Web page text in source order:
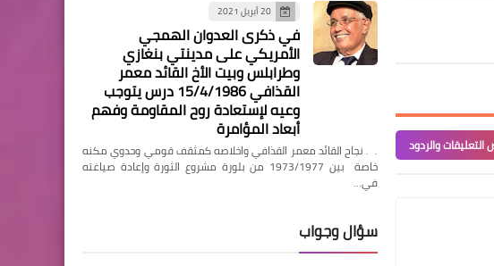
والردود
اختتام الدورة 22 من معرض
(إم.إي.إم) 2025
مقالات
الاستثمار في الأسهم الصينية:
اقتصاد عالمي
20 أبريل 2021
في ذكرى العدوان الهمجي
الأمريكي على مدينتي بنغازي
وطرابلس وبيت الأخ القائد معمر
القذافي 15/4/1986 درس يتوجب
وعيه لإستعادة روح المقاومة وفهم
أبعاد المؤامرة
. . نجاح القائد معمر القذافي واخلاصه كمثقف قومي وحدوي مكنه
خاصة بين 1973/1977 من بلورة مشروع الثورة وإعادة صياغته
في…
سؤال وجواب